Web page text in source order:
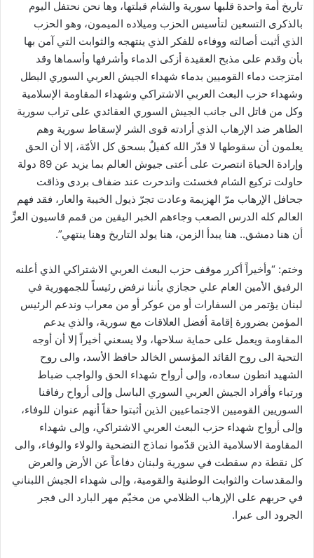
تاريخ أمة واحدة قلبها سورية والشام قبلتها، وها نحن نحتفل اليوم
بالذكرى التسعين لتأسيس الحزب وميلاده الميمون، وهو الحزب
الذي أثبت أصالته ووفاءه للفكر الذي ينتهجه والثوابت التي آمن بها
بأن وقدم على مذبح العقيدة أزكى الدماء وأشرفها وأسماها وقد
امتزجت دماء القوميين بدماء شهداء الجيش العربي السوري البطل
وشهداء حزب البعث العربي الاشتراكي وشهداء المقاومة الإسلامية
وكل من قاتل الى جانب الجيش السوري العقائدي على تراب سورية
الطاهر ضد الإرهاب الذي أرادته قوى الشر لإسقاط سورية وهم
يعلمون أن سقوطها لا قدّر الله كفيلٌ بسحق كل الأمّة، إلا أن الحق
وإرادة الحياة انتصرت على أعتى جيوش العالم بما يزيد عن 89 دولة
حاولت تركيع الشام فخسئت واندحرت عند ضفاف بردى وذاقت
جحافل الإرهاب مرّ الهزيمة وعادت تجرّ ذيول الخيبة والعار، فقد فهم
العالم كله الدرس الصعب وجاءهم الخبر اليقين من قمم قاسيون العزِّ
أن هنا دمشق.. هنا يبدأ الزمن، هنا يولد التاريخ وهنا ينتهي”.
وختم: “وأخيراً أكرر موقف حزب البعث العربي الاشتراكي الذي أعلنه
الرفيق الأمين العام علي حجازي بأننا نرفض رئيساً للجمهورية في
لبنان يؤتمر من السفارات أو من عوكر أو من معراب وندعم الرئيس
المؤمن بضرورة إقامة أفضل العلاقات مع سورية، والذي يدعم
المقاومة ويعمل على حماية سلاحها، ولا يسعني أخيراً إلا أن أوجه
التحية الى روح القائد المؤسس الخالد حافظ الأسد، والى روح
الشهيد انطون سعاده، وإلى أرواح شهداء الحق والواجب ضباط
ورتباء وأفراد الجيش العربي السوري الباسل وإلى أرواح رفاقنا
السوريين القوميين الاجتماعيين الذين أثبتوا حقاً أنهم عنوان للوفاء،
وإلى أرواح شهداء حزب البعث العربي الاشتراكي، وإلى شهداء
المقاومة الاسلامية الذين قدّموا نماذج التضحية والولاء والوفاء، والى
كل نقطة دم سقطت في سورية ولبنان دفاعاً عن الأرض والعرض
والمقدسات والثوابت الوطنية والقومية، وإلى شهداء الجيش اللبناني
في حربهم على الإرهاب الظلامي من مخيّم مهر البارد الى فجر
الجرود الى عبرا.